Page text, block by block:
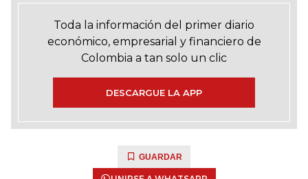
Toda la información del primer diario
económico, empresarial y financiero de
Colombia a tan solo un clic
DESCARGUE LA APP
GUARDAR